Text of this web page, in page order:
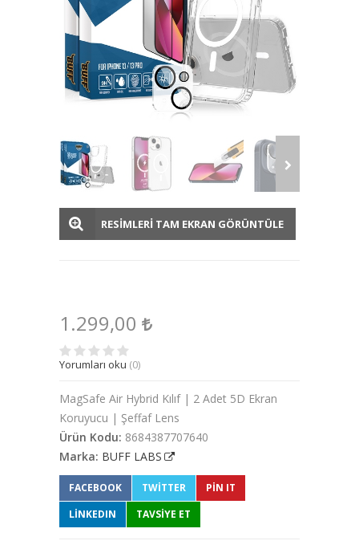
RESİMLERİ TAM EKRAN GÖRÜNTÜLE
1.299,00
Yorumları oku (0)
MagSafe Air Hybrid Kılıf | 2 Adet 5D Ekran
Koruyucu | Şeffaf Lens
Ürün Kodu: 8684387707640
Marka: BUFF LABS
FACEBOOK TWITTER
PIN IT
LINKEDIN
TAVSİYE ET